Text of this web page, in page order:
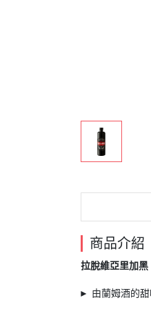
商品介紹
拉脫維亞里加
► 由蘭姆酒的甜